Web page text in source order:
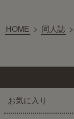
HOME > 同人誌 >
お気に入り